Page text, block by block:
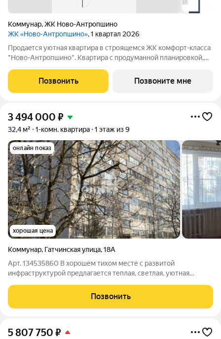
Коммунар,ЖК Ново-Антропшино
ЖК «Ново-Антропшино», 1 квартал 2026
Пpoдaeтся уютная квартира в строящемся ЖК комфорт-клacca
"Ново-Антропшино". Квартира с продуманной планировкой,
каждое помещение - это позволит получить максимум
комфорта для жизни. Жить за
Позвонить Позвоните мне
3 494 000 ₽
32,4 м² 1-комн. квартира 1 этаж из 9
онлайн показ
хорошая цена
Коммунар, Гатчинская улица,18А
Арт. 134535860 В хорошем тихом месте с развитой
инфраструктурой предлагается теплая, светлая, уютная
доступность, всегда есть место для парковки автомобиля.
Чистая ухоженная парадная. Документы к
Позвонить
5 807 750 ₽